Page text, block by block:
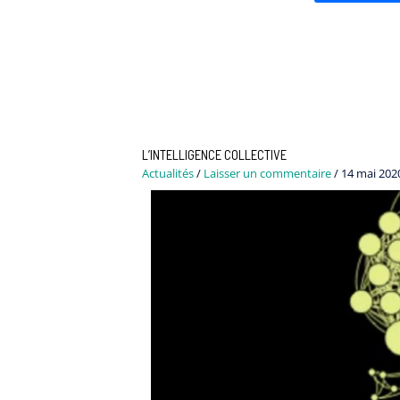
L’INTELLIGENCE COLLECTIVE
Actualités/ Laisser un commentaire/ 14 mai